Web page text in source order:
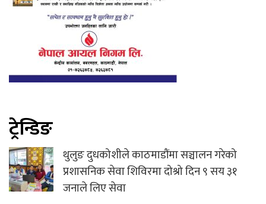
ट्रेन्डिङ
थुलुङ दुधकोशीले काठमाडौंमा सञ्चालन गरेको
प्रशासनिक सेवा शिविरमा दोश्रो दिन ९ सय ३१
जनाले लिए सेवा